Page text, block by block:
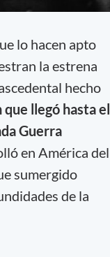
lo hacen apto
la estrena
hecho
llegó hasta el
Guerra
en América del
sumergido
de la